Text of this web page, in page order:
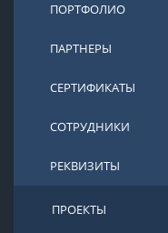
ПОРТФОЛИО
ПАРТНЕРЫ
СЕРТИФИКАТЫ
СОТРУДНИКИ
РЕКВИЗИТЫ
ПРОЕКТЫ